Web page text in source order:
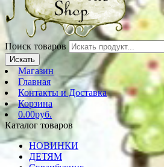
Поиск товаров
Искать
Магазин
Главная
Контакты и Доставка
Корзина
0.00руб.
Каталог товаров
НОВИНКИ
ДЕТЯМ